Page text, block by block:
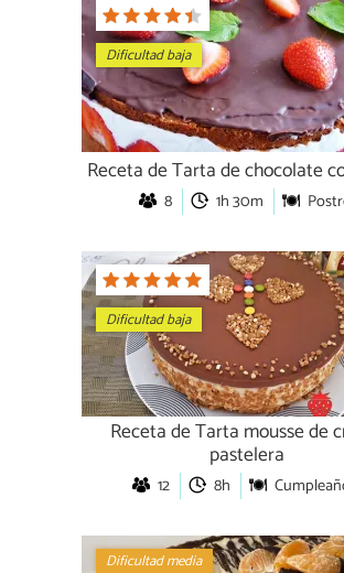
Dificultad baja
Receta de Tarta de chocolate
8 1h 30m
Dificultad baja
Receta de Tarta mousse de
pastelera
12 8h
Dificultad media